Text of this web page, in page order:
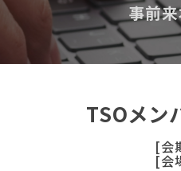
事前
TSOメン
[会
[会